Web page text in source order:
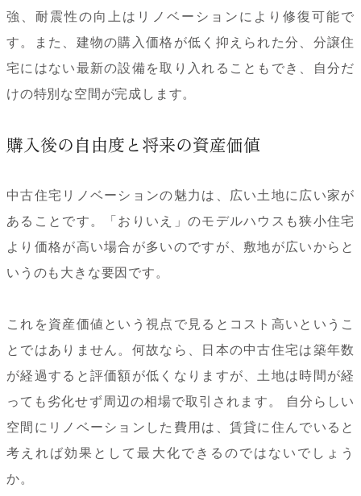
強、耐震性の向上はリノベーションにより修復可能で
す。また、建物の購入価格が低く抑えられた分、分譲住
宅にはない最新の設備を取り入れることもでき、自分だ
けの特別な空間が完成します。
購入後の自由度と将来の資産価値
中古住宅リノベーションの魅力は、広い土地に広い家が
あることです。「おりいえ」のモデルハウスも狭小住宅
より価格が高い場合が多いのですが、敷地が広いからと
いうのも大きな要因です。
これを資産価値という視点で見るとコスト高いというこ
とではありません。何故なら、日本の中古住宅は築年数
が経過すると評価額が低くなりますが、土地は時間が経
っても劣化せず周辺の相場で取引されます。 自分らしい
空間にリノベーションした費用は、賃貸に住んでいると
考えれば効果として最大化できるのではないでしょう
か。